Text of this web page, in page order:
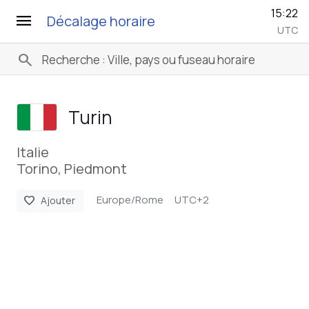
menu Décalage horaire 15:22
UTC
search
Turin
Italie
Torino, Piedmont
favorite Ajouter Europe/Rome UTC+2